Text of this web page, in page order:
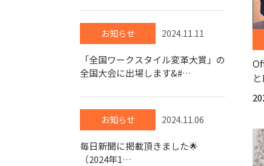
お知らせ 2024.11.11
「全国ワークスタイル変革大賞」の
全国大会に出場します&#…
お知らせ 2024.11.06
毎日新聞に掲載頂きました🌟
（2024年1…